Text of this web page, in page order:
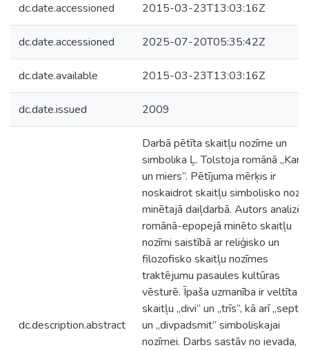
dc.date.accessioned 2015-03-23T13:03:16Z
dc.date.accessioned 2025-07-20T05:35:42Z
dc.date.available 2015-03-23T13:03:16Z
dc.date.issued 2009
dc.description.abstract
Darbā pētīta skaitļu nozīme un
simbolika Ļ. Tolstoja romānā „Karš
un miers”. Pētījuma mērķis ir
noskaidrot skaitļu simbolisko
minētajā daiļdarbā. Autors analizē
romānā-epopejā minēto skaitļu
nozīmi saistībā ar reliģisko un
filozofisko skaitļu nozīmes
traktējumu pasaules kultūras
vēsturē. Īpaša uzmanība ir veltīta
skaitļu „divi” un „trīs”, kā arī
un „divpadsmit” simboliskajai
nozīmei. Darbs sastāv no ievada,